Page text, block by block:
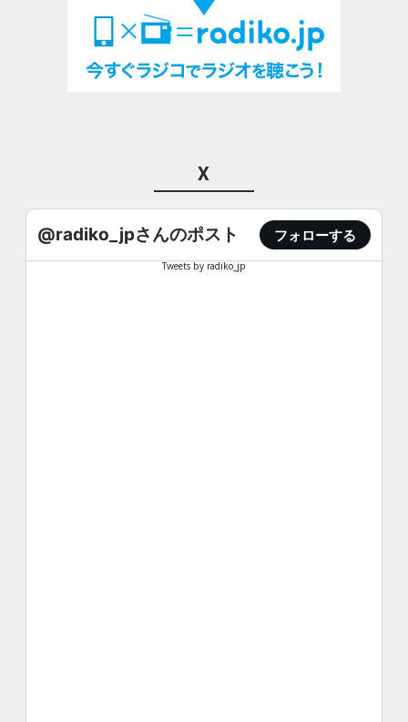
X
@radiko_jpさんのポスト フォローする
Tweets by radiko_jp